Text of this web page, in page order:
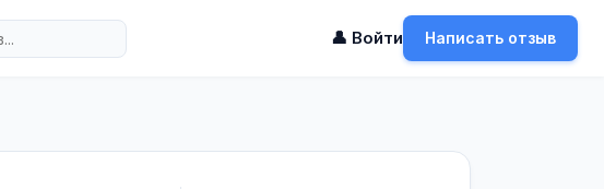
👤 Войти Написать отзыв